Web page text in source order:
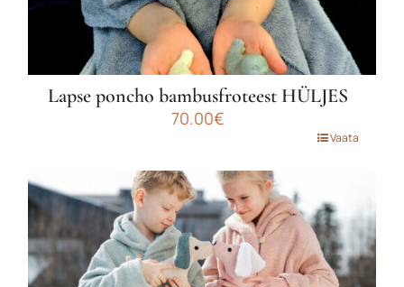
Lapse poncho bambusfroteest HÜLJES
70.00€
on
mitu
varianti.
Valikuid
saab
Vaata